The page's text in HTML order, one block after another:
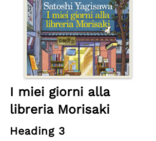
I miei giorni alla
libreria Morisaki
Heading 3